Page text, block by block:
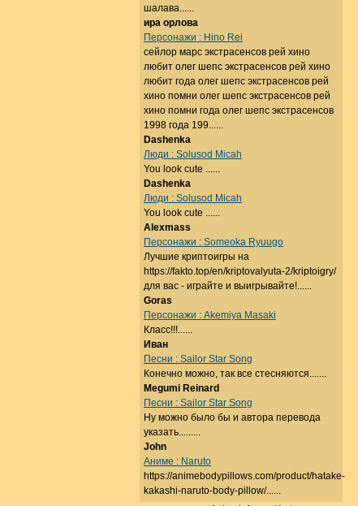
шалава......
ира орлова
Персонажи : Hino Rei
сейлор марс экстрасенсов рей хино
любит олег шепс экстрасенсов рей хино
любит года олег шепс экстрасенсов рей
хино помни олег шепс экстрасенсов рей
хино помни года олег шепс экстрасенсов
1998 года 199......
Dashenka
Люди : Solusod Micah
You look cute ......
Dashenka
Люди : Solusod Micah
You look cute ......
Alexmass
Персонажи : Someoka Ryuugo
Лучшие криптоигры на
https://fakto.top/en/kriptovalyuta-2/kriptoigry/
для вас - играйте и выигрывайте!......
Goras
Персонажи : Akemiya Masaki
Класс!!!......
Иван
Песни : Sailor Star Song
Конечно можно, так все стесняются.......
Megumi Reinard
Песни : Sailor Star Song
Ну можно было бы и автора перевода
указать.........
John
Аниме : Naruto
https://animebodypillows.com/product/hatake-
kakashi-naruto-body-pillow/......